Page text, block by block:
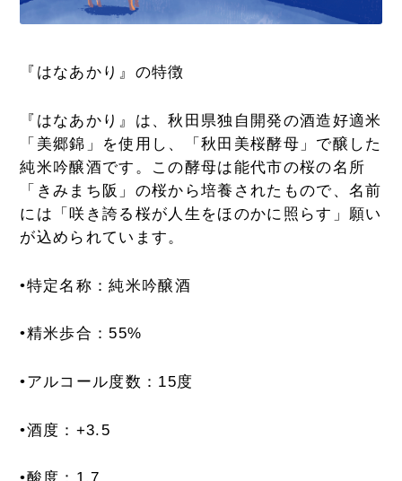
『はなあかり』の特徴
『はなあかり』は、秋田県独自開発の酒造好適米
「美郷錦」を使用し、「秋田美桜酵母」で醸した
純米吟醸酒です。この酵母は能代市の桜の名所
「きみまち阪」の桜から培養されたもので、名前
には「咲き誇る桜が人生をほのかに照らす」願い
が込められています。
•特定名称 ：純米吟醸酒
•精米歩合 ：55%
•アルコール度数 ：15度
•酒度 ：+3.5